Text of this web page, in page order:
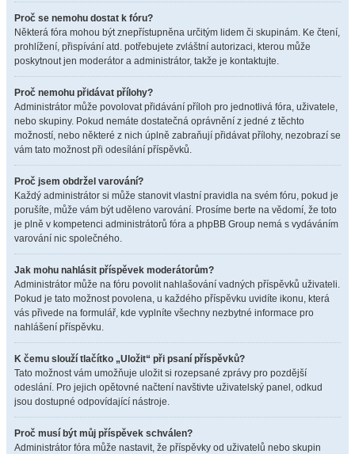
Proč se nemohu dostat k fóru?
Některá fóra mohou být znepřístupněna určitým lidem či skupinám. Ke čtení,
prohlížení, přispívání atd. potřebujete zvláštní autorizaci, kterou může
poskytnout jen moderátor a administrátor, takže je kontaktujte.
Proč nemohu přidávat přílohy?
Administrátor může povolovat přidávání příloh pro jednotlivá fóra, uživatele,
nebo skupiny. Pokud nemáte dostatečná oprávnění z jedné z těchto
možností, nebo některé z nich úplně zabraňují přidávat přílohy, nezobrazí se
vám tato možnost při odesílání příspěvků.
Proč jsem obdržel varování?
Každý administrátor si může stanovit vlastní pravidla na svém fóru, pokud je
porušíte, může vám být uděleno varování. Prosíme berte na vědomí, že toto
je plně v kompetenci administrátorů fóra a phpBB Group nemá s vydáváním
varování nic společného.
Jak mohu nahlásit příspěvek moderátorům?
Administrátor může na fóru povolit nahlašování vadných příspěvků uživateli.
Pokud je tato možnost povolena, u každého příspěvku uvidíte ikonu, která
vás přivede na formulář, kde vyplníte všechny nezbytné informace pro
nahlášení příspěvku.
K čemu slouží tlačítko „Uložit“ při psaní příspěvků?
Tato možnost vám umožňuje uložit si rozepsané zprávy pro pozdější
odeslání. Pro jejich opětovné načtení navštivte uživatelský panel, odkud
jsou dostupné odpovídající nástroje.
Proč musí být můj příspěvek schválen?
Administrátor fóra může nastavit, že příspěvky od uživatelů nebo skupin